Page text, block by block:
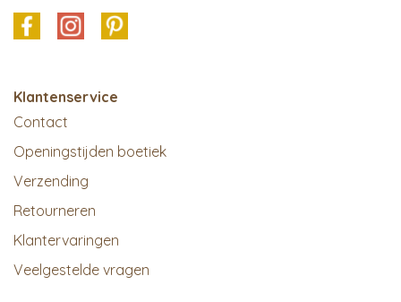
Klantenservice
Contact
Openingstijden boetiek
Verzending
Retourneren
Klantervaringen
Veelgestelde vragen